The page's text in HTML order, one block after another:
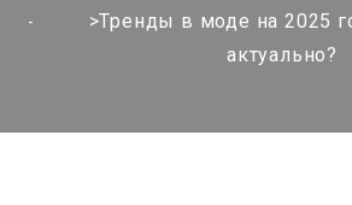
>Тренды в моде на 2025
актуально?